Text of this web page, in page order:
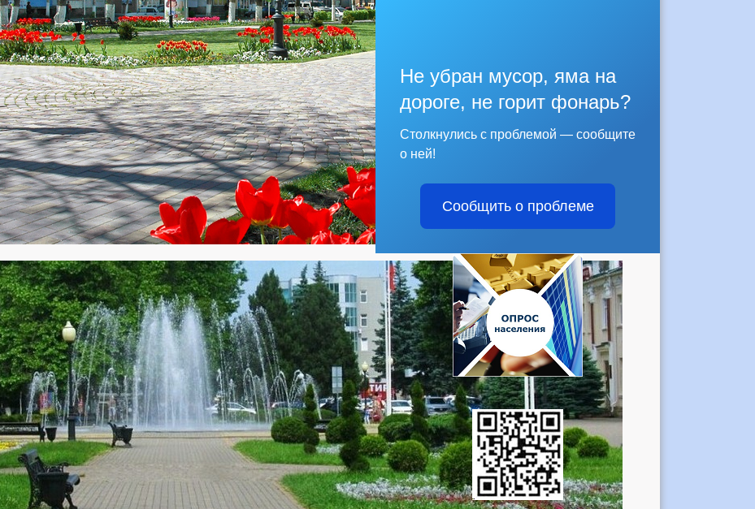
Не убран мусор, яма на
дороге, не горит фонарь?
Столкнулись с проблемой — сообщите
о ней!
Сообщить о проблеме